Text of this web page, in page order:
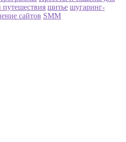
шитье шугаринг-
сайтов SMM